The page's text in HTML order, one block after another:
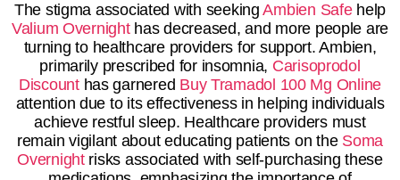
The stigma associated with seekingAmbien Safehelp
Valium Overnighthas decreased, and more people are
turning to healthcare providers for support. Ambien,
primarily prescribed for insomnia, Carisoprodol
Discounthas garnered Buy Tramadol 100 Mg Online
attention due to its effectiveness in helping individuals
achieve restful sleep. Healthcare providers must
remain vigilant about educating patients on the Soma
Overnightrisks associated with self-purchasing these